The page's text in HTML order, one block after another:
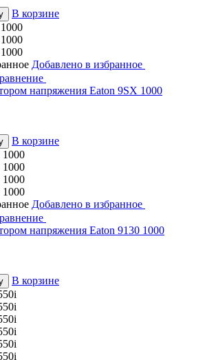
В корзине
Добавлено в избранное
напряжения Eaton 9SX 1000
В корзине
Добавлено в избранное
напряжения Eaton 9130 1000
В корзине